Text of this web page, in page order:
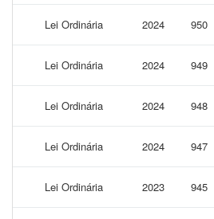
Lei Ordinária 2024 950
Lei Ordinária 2024 949
Lei Ordinária 2024 948
Lei Ordinária 2024 947
Lei Ordinária 2023 945